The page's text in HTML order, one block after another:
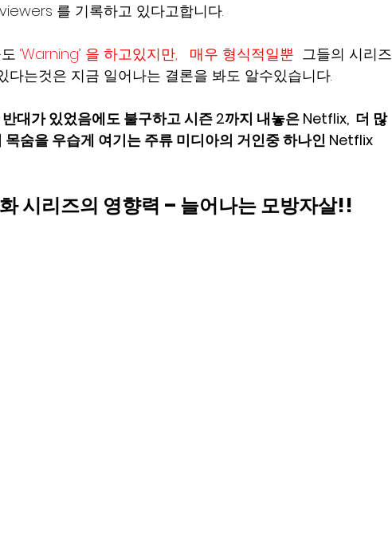
를 기록하고 있다고합니다.
‘Warning’ 을 하고있지만,   매우 형식적일뿐 그들의 시리즈
다는것은 지금 일어나는 결론을 봐도 알수있습니다.
대가 있었음에도 불구하고 시즌 2까지 내놓은 Netflix,  더 많
목숨을 우습게 여기는 주류 미디아의 거인중 하나인 Netflix
시리즈의 영향력 – 늘어나는 모방자살!!